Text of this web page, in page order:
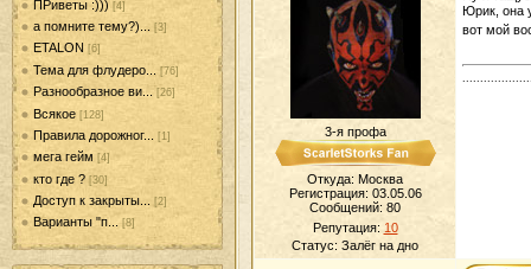
ПРиветы :))) [4]
а помните тему?)... [3]
ETALON [6]
Тема для флудеро... [76]
Разнообразное ви... [26]
Всякое [128]
Правила дорожног... [1]
мега гейм [4]
кто где ? [30]
Доступ к закрыты... [2]
Варианты "п... [8]
3-я профа
Откуда: Москва
Регистрация: 03.05.06
Сообщений: 80
Репутация: 10
Статус: Залёг на дно
Юрик, она
вот мой